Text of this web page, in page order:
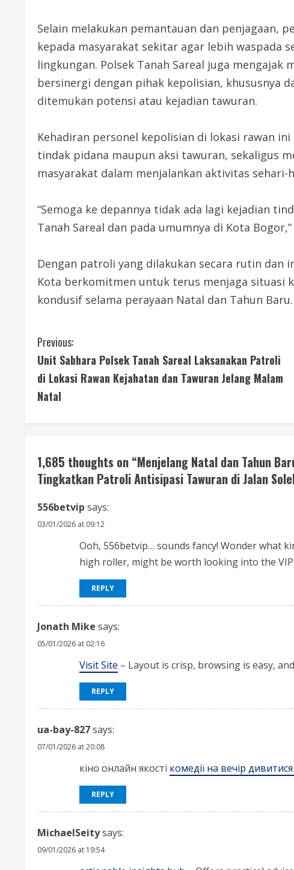
Selain melakukan pemantauan dan penjagaan,
kepada masyarakat sekitar agar lebih waspada
lingkungan. Polsek Tanah Sareal juga
bersinergi dengan pihak kepolisian, khususnya
ditemukan potensi atau kejadian tawuran.
Kehadiran personel kepolisian di lokasi rawan
tindak pidana maupun aksi tawuran, sekaligus
masyarakat dalam menjalankan aktivitas sehari-
“Semoga ke depannya tidak ada lagi kejadian
Tanah Sareal dan pada umumnya di Kota
Dengan patroli yang dilakukan secara rutin dan
Kota berkomitmen untuk terus menjaga situasi
kondusif selama perayaan Natal dan Tahun Baru.
C
o
n
t
n
u
e
d
i
Previous:
Unit Sabhara Polsek Tanah Sareal Laksanakan Patroli
di Lokasi Rawan Kejahatan dan Tawuran Jelang Malam
Natal
1,685 thoughts on “Menjelang Natal dan Tahun
Tingkatkan Patroli Antisipasi Tawuran di Jalan
556betvip says:
03/01/2026 at 09:12
Ooh, 556betvip… sounds fancy! Wonder what
high roller, might be worth looking into the VIP
REPLY
Jonath Mike says:
05/01/2026 at 02:16
Visit Site – Layout is crisp, browsing is easy,
REPLY
ua-bay-827says:
07/01/2026 at 20:08
кіно онлайн якості комедії на вечір
REPLY
MichaelSeitysays:
09/01/2026 at 19:54